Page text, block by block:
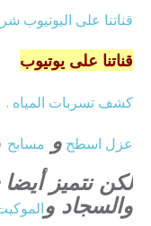
قناتنا على اليوتيوب شركة
قناتنا على يوتيوب
كشف تسربات المياه .
عزل اسطح و مسابح
لكن نتميز
والسجاد و